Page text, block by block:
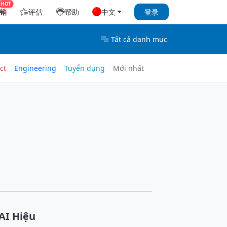
评估 帮助 中文 登录
Tất cả danh mục
Engineering Tuyển dụng Mới nhất
Hiệu